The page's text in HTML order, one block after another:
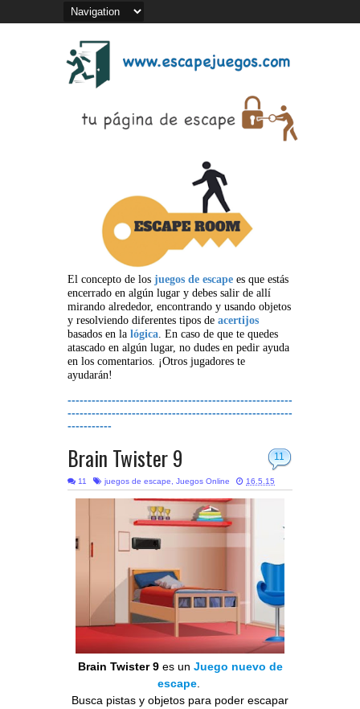
El concepto de los juegos de escape es que estás
encerrado en algún lugar y debes salir de allí
mirando alrededor, encontrando y usando objetos
y resolviendo diferentes tipos de acertijos
basados en la lógica. En caso de que te quedes
atascado en algún lugar, no dudes en pedir ayuda
en los comentarios. ¡Otros jugadores te
ayudarán!
--------------------------------------------------------
--------------------------------------------------------
-----------
11
Brain Twister 9
11 juegos de escape, Juegos Online 16.5.15
Brain Twister 9es un Juego nuevo de
escape.
Busca pistas y objetos para poder escapar